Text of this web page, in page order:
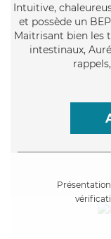
Intuitive,
et possède un
Maitrisant bien les
intestinaux,